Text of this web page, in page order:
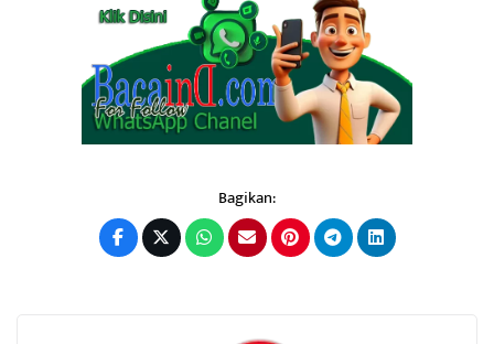
Bagikan: